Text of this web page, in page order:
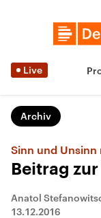
Live
Archiv
Sinn und Unsinn
Beitrag
Anatol
13.12.2016